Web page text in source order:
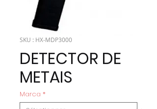
SKU : HX-MDP3000
DETECTOR DE
METAIS
Marca *